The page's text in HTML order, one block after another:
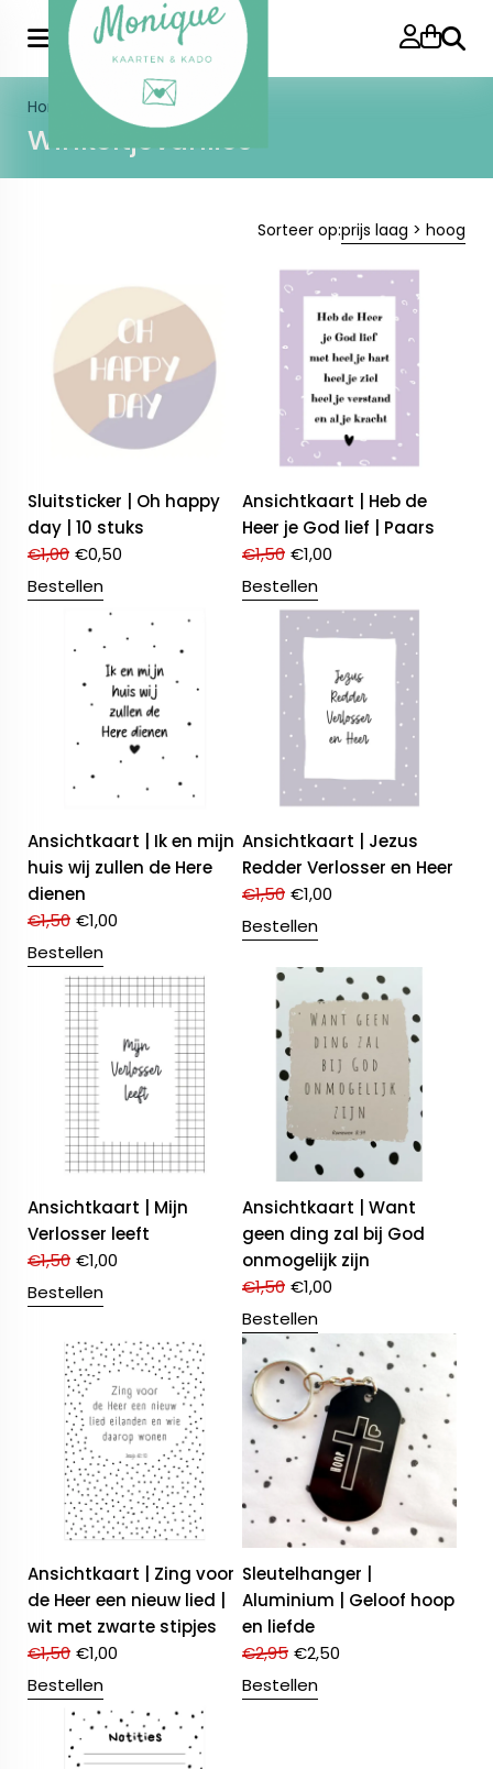
Home Merk >Winkeltjevanlies
Winkeltjevanlies
Sorteer op:prijs laag > hoog
Sluitsticker | Oh happy
day | 10 stuks
€1,00 €0,50
Bestellen
Ansichtkaart | Heb de
Heer je God lief | Paars
€1,50 €1,00
Bestellen
Ansichtkaart | Ik en mijn
huis wij zullen de Here
dienen
€1,50 €1,00
Bestellen
Ansichtkaart | Jezus
Redder Verlosser en Heer
€1,50 €1,00
Bestellen
Ansichtkaart | Mijn
Verlosser leeft
€1,50 €1,00
Bestellen
Ansichtkaart | Want
geen ding zal bij God
onmogelijk zijn
€1,50 €1,00
Bestellen
Ansichtkaart | Zing voor
de Heer een nieuw lied |
wit met zwarte stipjes
€1,50 €1,00
Bestellen
Sleutelhanger |
Aluminium | Geloof hoop
en liefde
€2,95 €2,50
Bestellen